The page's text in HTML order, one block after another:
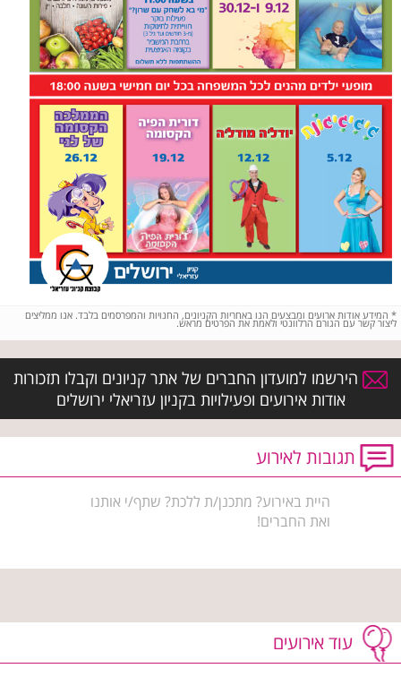
* המידע אודות ארועים ומבצעים הנו באחריות הקניונים, החנויות והמפרסמים בלבד. אנו ממליצים
ליצור קשר עם הגורם הרלוונטי ולאמת את הפרטים מראש.
הירשמו למועדון החברים של אתר קניונים וקבלו תזכורות
אודות אירועים ופעילויות בקניון עזריאלי ירושלים
תגובות לאירוע
היית באירוע? מתכנן/ת ללכת? שתף/י אותנו
ואת החברים!
עוד אירועים